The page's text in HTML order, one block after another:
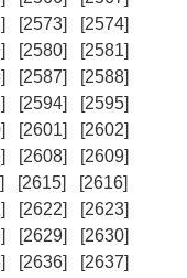
[2573]
[2574]
[2580]
[2581]
[2587]
[2588]
[2594]
[2595]
[2601]
[2602]
[2608]
[2609]
[2615]
[2616]
[2622]
[2623]
[2629]
[2630]
[2636]
[2637]